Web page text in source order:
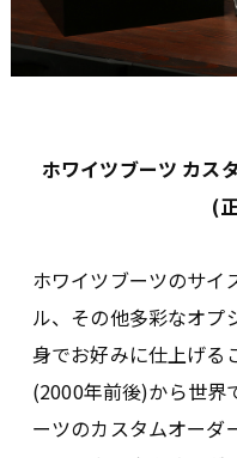
ホワイツブーツ カス
(
ホワイツブーツのサイ
ル、その他多彩なオプ
身でお好みに仕上げる
(2000年前後)から世界
ーツのカスタムオーダ